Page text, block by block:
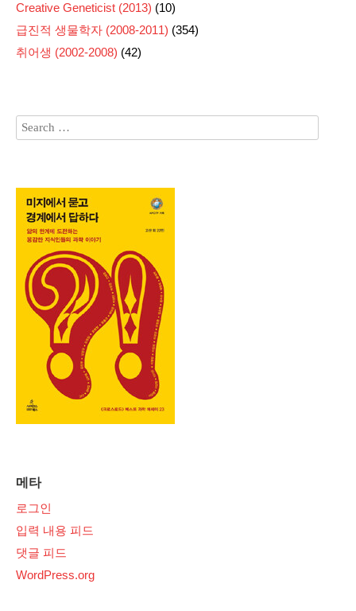
Creative Geneticist (2013) (10)
급진적 생물학자 (2008-2011) (354)
취어생 (2002-2008) (42)
메타
로그인
입력 내용 피드
댓글 피드
WordPress.org